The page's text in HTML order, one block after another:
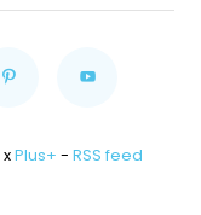
xPlus+ - RSS feed